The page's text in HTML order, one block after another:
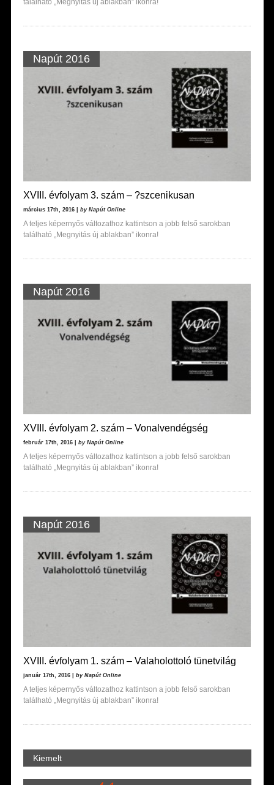
Napút 2016
XVIII. évfolyam 3. szám – ?szcenikusan
március 17th, 2016 | by Napút Online
A teljes képernyős változathoz kattintson a jobb felső sarokban
található „Megnyitás új ablakban” ikonra!
Napút 2016
XVIII. évfolyam 2. szám – Vonalvendégség
február 17th, 2016 | by Napút Online
A teljes képernyős változathoz kattintson a jobb felső sarokban
található „Megnyitás új ablakban” ikonra!
Napút 2016
XVIII. évfolyam 1. szám – Valaholottoló tünetvilág
január 17th, 2016 | by Napút Online
A teljes képernyős változathoz kattintson a jobb felső sarokban
található „Megnyitás új ablakban” ikonra!
Kiemelt